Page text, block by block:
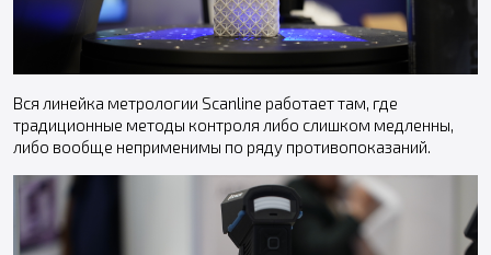
Вся линейка метрологии Scanline работает там, где
традиционные методы контроля либо слишком медленны,
либо вообще неприменимы по ряду противопоказаний.